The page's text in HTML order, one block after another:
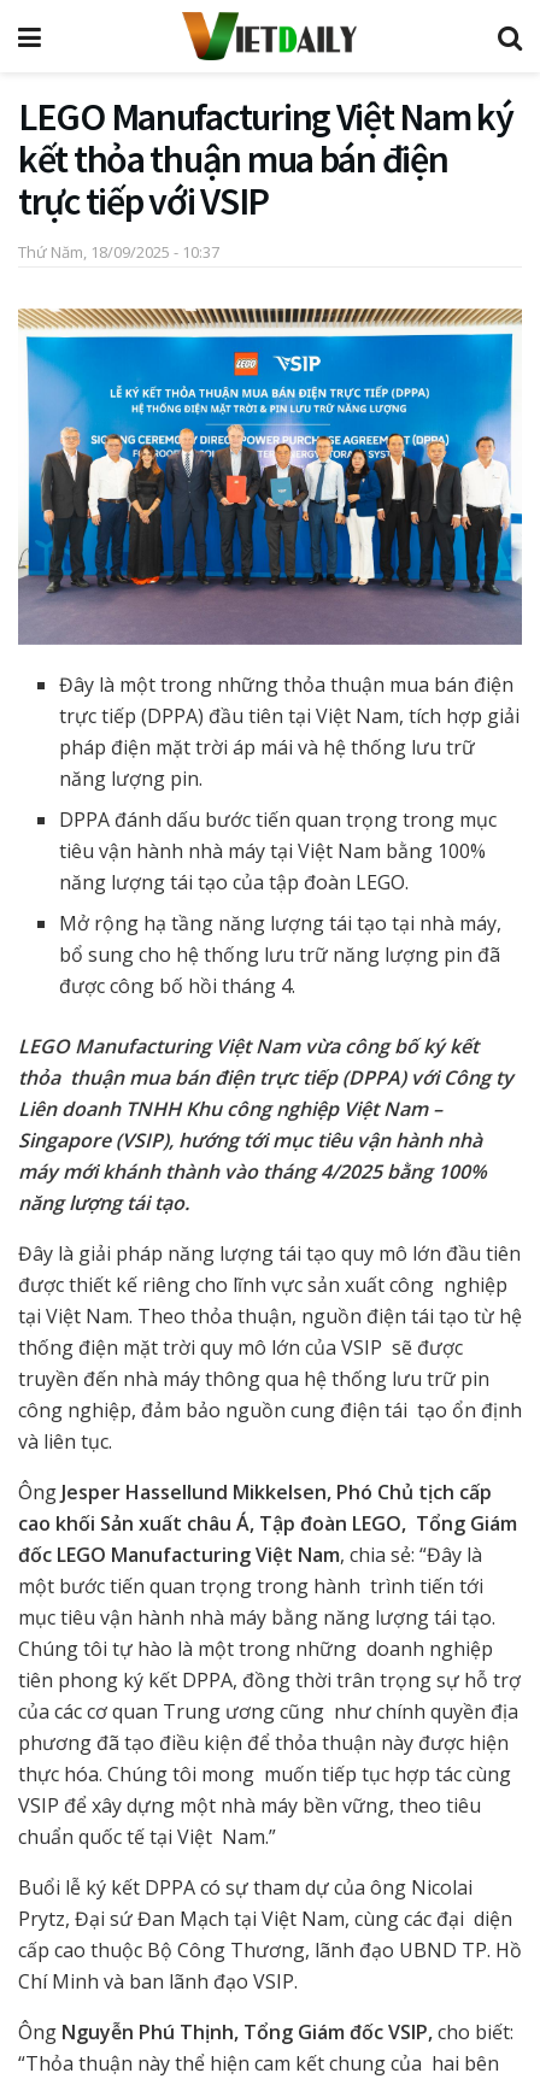
LEGO Manufacturing Việt Nam ký
kết thỏa thuận mua bán điện
trực tiếp với VSIP
Thứ Năm, 18/09/2025 - 10:37
Đây là một trong những thỏa thuận mua bán điện
trực tiếp (DPPA) đầu tiên tại Việt Nam, tích hợp giải
pháp điện mặt trời áp mái và hệ thống lưu trữ
năng lượng pin.
DPPA đánh dấu bước tiến quan trọng trong mục
tiêu vận hành nhà máy tại Việt Nam bằng 100%
năng lượng tái tạo của tập đoàn LEGO.
Mở rộng hạ tầng năng lượng tái tạo tại nhà máy,
bổ sung cho hệ thống lưu trữ năng lượng pin đã
đượccông bố hồi tháng 4.
LEGO Manufacturing Việt Nam vừa công bố ký kết
thỏa thuận mua bán điện trực tiếp (DPPA) với Công ty
Liên doanh TNHH Khu công nghiệp Việt Nam –
Singapore (VSIP), hướng tới mục tiêu vận hành nhà
máy mới khánh thành vào tháng 4/2025 bằng 100%
năng lượng tái tạo.
Đây là giải pháp năng lượng tái tạo quy mô lớn đầu tiên
được thiết kế riêng cho lĩnh vực sản xuất công nghiệp
tại Việt Nam. Theo thỏa thuận, nguồn điện tái tạo từ hệ
thống điện mặt trời quy mô lớn của VSIP sẽ được
truyền đến nhà máy thông qua hệ thống lưu trữ pin
công nghiệp, đảm bảo nguồn cung điện tái tạo ổn định
và liên tục.
Ông Jesper Hassellund Mikkelsen, Phó Chủ tịch cấp
cao khối Sản xuất châu Á, Tập đoàn LEGO, Tổng Giám
đốc LEGO Manufacturing Việt Nam, chia sẻ: “Đây là
một bước tiến quan trọng trong hành trình tiến tới
mục tiêu vận hành nhà máy bằng năng lượng tái tạo.
Chúng tôi tự hào là một trong những doanh nghiệp
tiên phong ký kết DPPA, đồng thời trân trọng sự hỗ trợ
của các cơ quan Trung ương cũng như chính quyền địa
phương đã tạo điều kiện để thỏa thuận này được hiện
thực hóa. Chúng tôi mong muốn tiếp tục hợp tác cùng
VSIP để xây dựng một nhà máy bền vững, theo tiêu
chuẩn quốc tế tại Việt Nam.”
Buổi lễ ký kết DPPA có sự tham dự của ông Nicolai
Prytz, Đại sứ Đan Mạch tại Việt Nam, cùng các đại diện
cấp cao thuộc Bộ Công Thương, lãnh đạo UBND TP. Hồ
Chí Minh và ban lãnh đạo VSIP.
Ông Nguyễn Phú Thịnh, Tổng Giám đốc VSIP,cho biết:
“Thỏa thuận này thể hiện cam kết chung của hai bên